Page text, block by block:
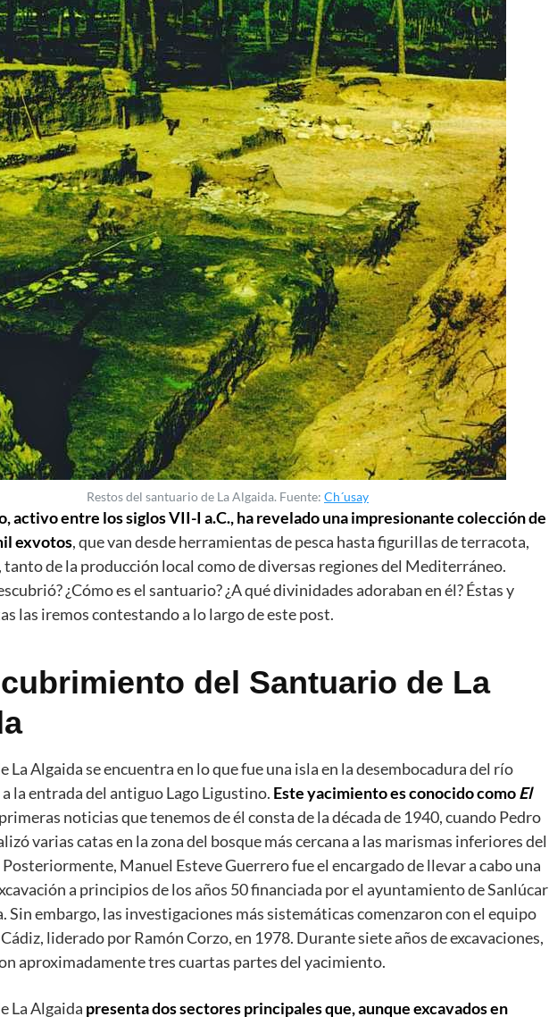
Restos del santuario de La Algaida. Fuente: Ch´usay
activo entre los siglos VII-I a.C., ha revelado una impresionante colección de
exvotos, que van desde herramientas de pesca hasta figurillas de terracota,
de la producción local como de diversas regiones del Mediterráneo.
¿Cómo es el santuario? ¿A qué divinidades adoraban en él? Éstas y
las iremos contestando a lo largo de este post.
del Santuario de La
La Algaida se encuentra en lo que fue una isla en la desembocadura del río
la entrada del antiguo Lago Ligustino. Este yacimiento es conocido comoEl
noticias que tenemos de él consta de la década de 1940, cuando Pedro
varias catas en la zona del bosque más cercana a las marismas inferiores del
Manuel Esteve Guerrero fue el encargado de llevar a cabo una
a principios de los años 50 financiada por el ayuntamiento de Sanlúcar
Sin embargo, las investigaciones más sistemáticas comenzaron con el equipo
liderado por Ramón Corzo, en 1978. Durante siete años de excavaciones,
aproximadamente tres cuartas partes del yacimiento.
La Algaida presenta dos sectores principales que, aunque excavados en